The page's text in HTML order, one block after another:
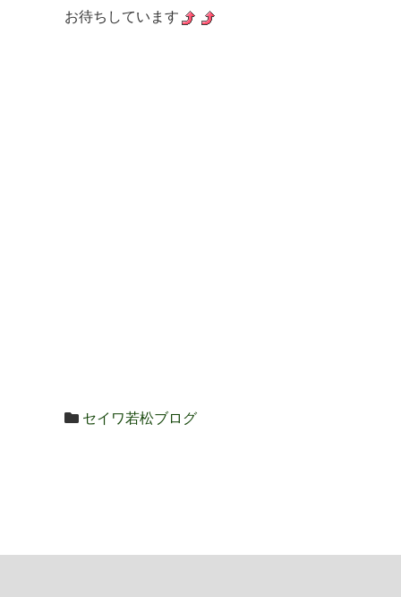
お待ちしています
セイワ若松ブログ